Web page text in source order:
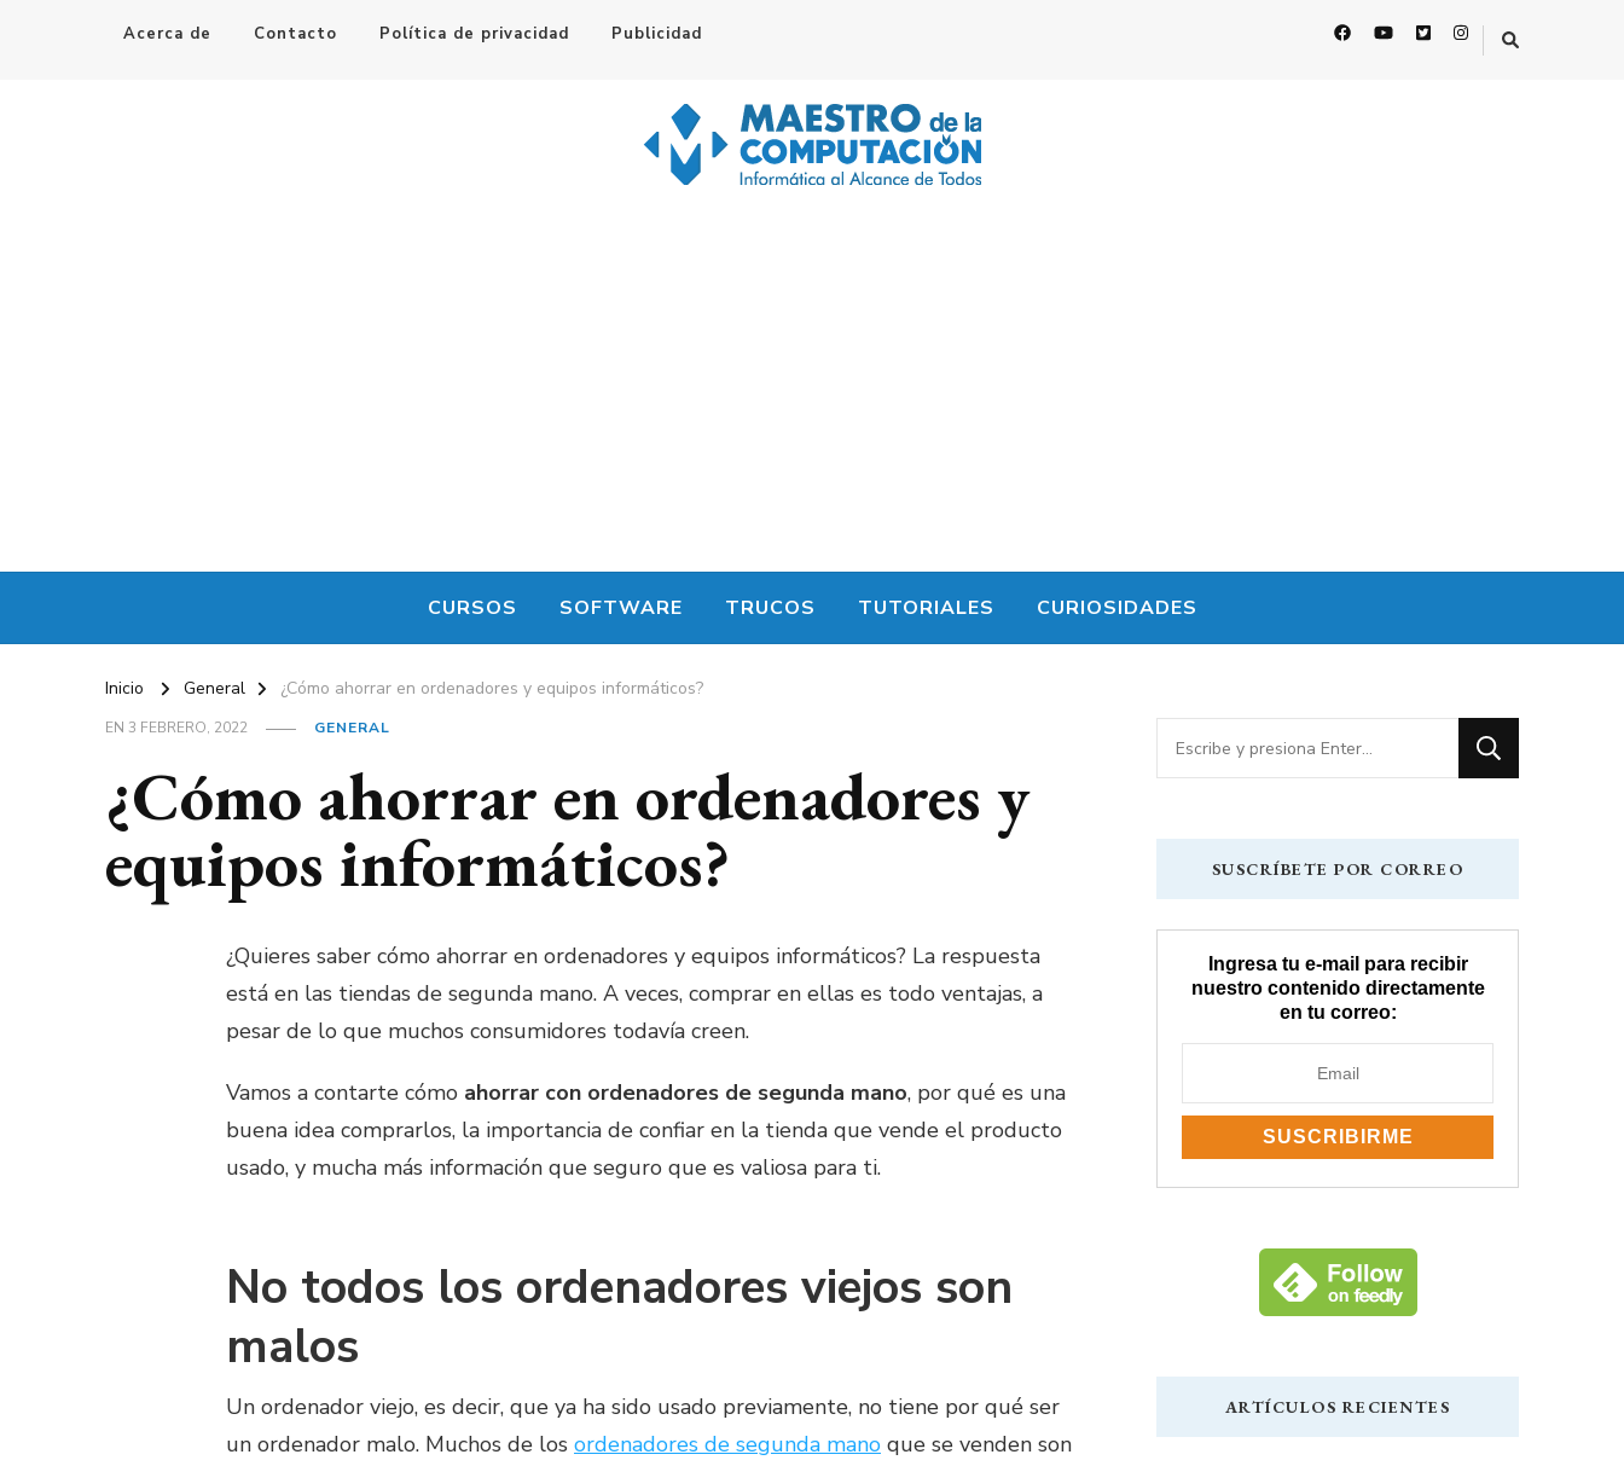
Acerca de Contacto Política de privacidad Publicidad
CURSOS SOFTWARE TRUCOS TUTORIALES CURIOSIDADES
Inicio General ¿Cómo ahorrar en ordenadores y equipos informáticos?
EN 3 FEBRERO, 2022 GENERAL
¿Cómo ahorrar en ordenadores y
equipos informáticos?
¿Quieres saber cómo ahorrar en ordenadores y equipos informáticos? La respuesta
está en las tiendas de segunda mano. A veces, comprar en ellas es todo ventajas, a
pesar de lo que muchos consumidores todavía creen.
Vamos a contarte cómo ahorrar con ordenadores de segunda mano, por qué es una
buena idea comprarlos, la importancia de confiar en la tienda que vende el producto
usado, y mucha más información que seguro que es valiosa para ti.
No todos los ordenadores viejos son
malos
Un ordenador viejo, es decir, que ya ha sido usado previamente, no tiene por qué ser
un ordenador malo. Muchos de los ordenadores de segunda mano que se venden son
¿Buscas
algo?
SUSCRÍBETE POR CORREO
Ingresa tu e-mail para recibir
nuestro contenido directamente
en tu correo:
ARTÍCULOS RECIENTES